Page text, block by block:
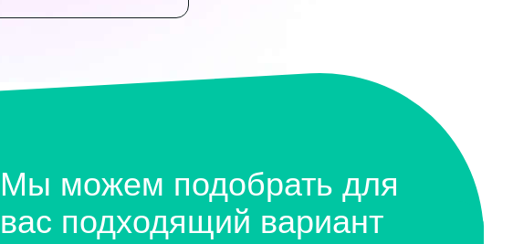
Мы можем подобрать для
вас подходящий вариант